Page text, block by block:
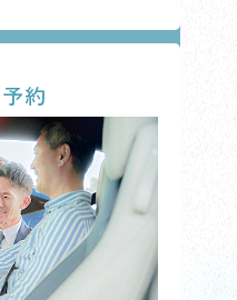
約